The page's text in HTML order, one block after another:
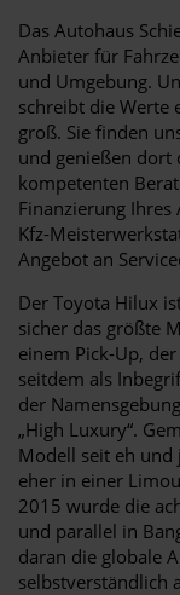
Das Autohaus
Anbieter für
und Umgebung.
schreibt die Werte
groß. Sie finden
und genießen dort
kompetenten
Finanzierung
Kfz-
Angebot an
Der Toyota Hilux
sicher das größte
einem Pick-Up,
seitdem als
der
„High Luxury“.
Modell seit eh und
eher in einer
2015 wurde die
und parallel in
daran die globale
selbstverständlich